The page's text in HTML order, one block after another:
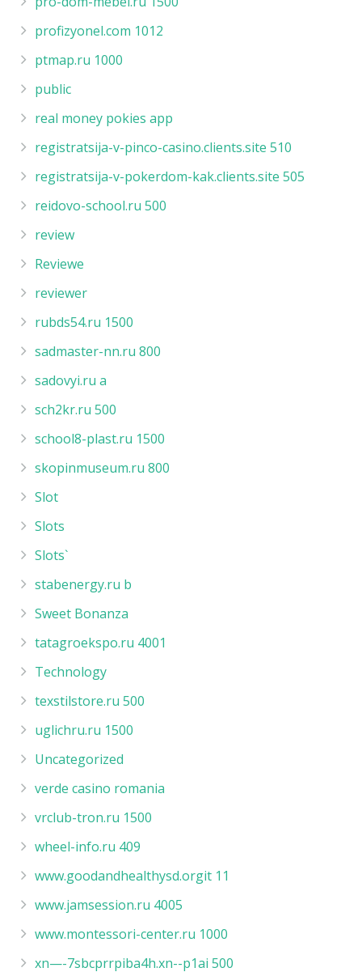
profizyonel.com 1012
ptmap.ru 1000
public
real money pokies app
registratsija-v-pinco-casino.clients.site 510
registratsija-v-pokerdom-kak.clients.site 505
reidovo-school.ru 500
review
Reviewe
reviewer
rubds54.ru 1500
sadmaster-nn.ru 800
sadovyi.ru a
sch2kr.ru 500
school8-plast.ru 1500
skopinmuseum.ru 800
Slot
Slots
Slots`
stabenergy.ru b
Sweet Bonanza
tatagroekspo.ru 4001
Technology
texstilstore.ru 500
uglichru.ru 1500
Uncategorized
verde casino romania
vrclub-tron.ru 1500
wheel-info.ru 409
www.goodandhealthysd.orgit 11
www.jamsession.ru 4005
www.montessori-center.ru 1000
xn—-7sbcprrpiba4h.xn--p1ai 500